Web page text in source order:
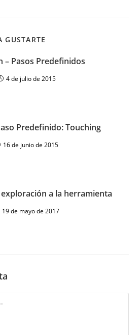
– Pasos Predefinidos
4 de julio de 2015
Predefinido: Touching
16 de junio de 2015
a la herramienta
19 de mayo de 2017